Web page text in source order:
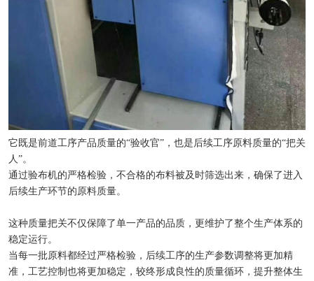
它既是前道工序产品质量的“验收官”，也是后续工序原料质量的“把关
人”。
通过验布机的严格检验，不合格的布料被及时筛选出来，确保了进入
后续生产环节的原料质量。
这种质量把关不仅保障了单一产品的品质，更维护了整个生产体系的
稳定运行。
当每一批原料都经过严格检验，后续工序的生产参数调整将更加精
准，工艺控制也将更加稳定，较终形成良性的质量循环，提升整体生